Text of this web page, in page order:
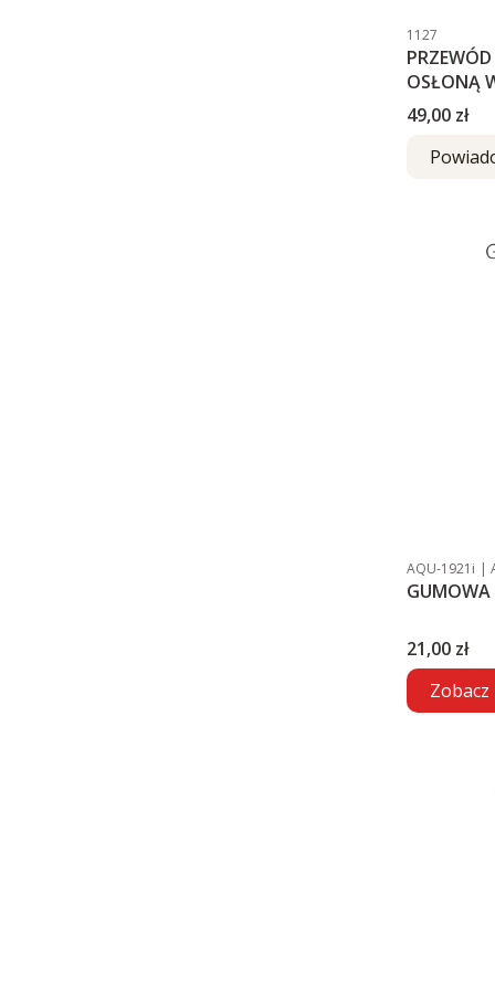
Kod produktu
1127
OSŁONĄ
Cena
49,00 zł
Kod produktu
AQU-1921i
Cena
21,00 zł